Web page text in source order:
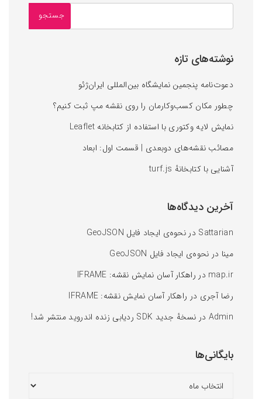
نوشته‌های تازه
دعوت‌نامه پنجمین نمایشگاه بین‌المللی ایران‌ژئو
چطور مکان کسب‌وکارمان را روی نقشه‌ مپ ثبت کنیم؟
نمایش لایه وکتوری با استفاده از کتابخانه Leaflet
مصائب نقشه‌های دوبعدی | قسمت اول: ابعاد
آشنایی با کتابخانه‌ٔ turf.js
آخرین دیدگاه‌ها
Sattarian در نحوه‌ی ایجاد فایل GeoJSON
مینا در نحوه‌ی ایجاد فایل GeoJSON
map.ir در راهکار آسان نمایش نقشه: IFRAME
رضا آجری در راهکار آسان نمایش نقشه: IFRAME
Admin در نسخهٔ جدید SDK ردیابی زنده اندروید منتشر شد!
بایگانی‌ها